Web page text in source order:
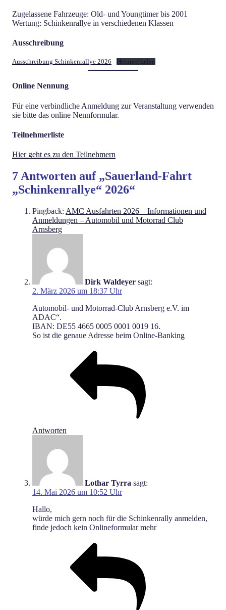
Zugelassene Fahrzeuge: Old- und Youngtimer bis 2001
Wertung: Schinkenrallye in verschiedenen Klassen
Ausschreibung
Ausschreibung Schinkenrallye 2026 Herunterladen
Online Nennung
Für eine verbindliche Anmeldung zur Veranstaltung verwenden
sie bitte das online Nennformular.
Teilnehmerliste
Hier geht es zu den Teilnehmern
7 Antworten auf „Sauerland-Fahrt
„Schinkenrallye“ 2026“
Pingback: AMC Ausfahrten 2026 – Informationen und
Anmeldungen – Automobil und Motorrad Club
Arnsberg
Dirk Waldeyer sagt:
2. März 2026 um 18:37 Uhr
Automobil- und Motorrad-Club Arnsberg e.V. im
ADAC“.
IBAN: DE55 4665 0005 0001 0019 16.
So ist die genaue Adresse beim Online-Banking
Antworten
Lothar Tyrra sagt:
14. Mai 2026 um 10:52 Uhr
Hallo,
würde mich gern noch für die Schinkenrally anmelden,
finde jedoch kein Onlineformular mehr